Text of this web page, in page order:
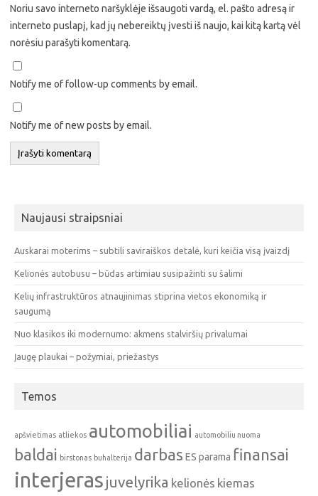
Noriu savo interneto naršyklėje išsaugoti vardą, el. pašto adresą ir
interneto puslapį, kad jų nebereiktų įvesti iš naujo, kai kitą kartą vėl
norėsiu parašyti komentarą.
Notify me of follow-up comments by email.
Notify me of new posts by email.
Naujausi straipsniai
Auskarai moterims – subtili saviraiškos detalė, kuri keičia visą įvaizdį
Kelionės autobusu – būdas artimiau susipažinti su šalimi
Kelių infrastruktūros atnaujinimas stiprina vietos ekonomiką ir
saugumą
Nuo klasikos iki modernumo: akmens stalviršių privalumai
Įaugę plaukai – požymiai, priežastys
Temos
apšvietimas atliekos automobiliai automobiliu nuoma
baldai birstonas buhalterija darbas ES parama finansai
interjeras juvelyrika kelionės kiemas